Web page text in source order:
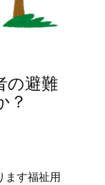
の避難
？
ます福祉用